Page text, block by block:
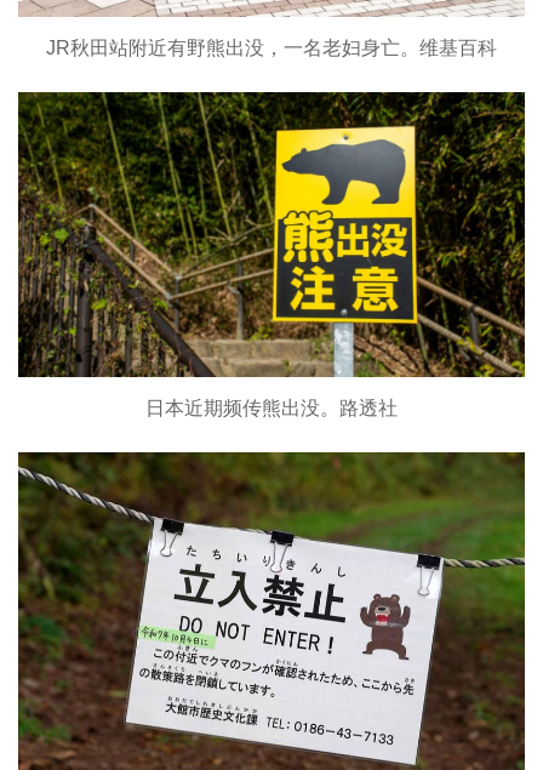
JR秋田站附近有野熊出没，一名老妇身亡。维基百科
日本近期频传熊出没。路透社